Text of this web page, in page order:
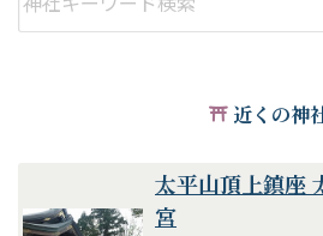
近くの神
太平山頂上鎮座
宮